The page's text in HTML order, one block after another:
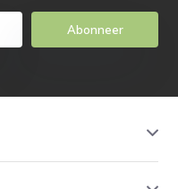
Abonneer